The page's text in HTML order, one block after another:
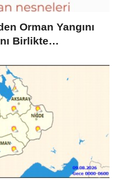
Orman Yangını
Birlikte